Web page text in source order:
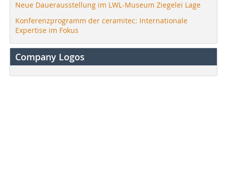
Neue Dauerausstellung im LWL-Museum Ziegelei Lage
Konferenzprogramm der ceramitec: Internationale
Expertise im Fokus
Company Logos